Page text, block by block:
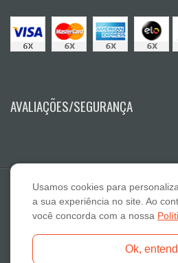
AVALIAÇÕES/SEGURANÇA
E A Lazaro Suplementos Alimentares
Fone: 18-3322 2132 - E-mail:
Usamos cookies para
a sua experiência no site. Ao
você concorda com a nossa
Ok,